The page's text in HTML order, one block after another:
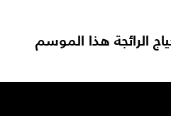
الرائجة هذا الموسم